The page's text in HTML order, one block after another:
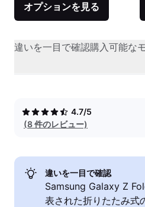
オプションを見る
違いを一目で確認購入可能な
4.7/5
(8 件のレビュー)
違いを一目で確認
Samsung Galaxy Z
表された折りたたみ式